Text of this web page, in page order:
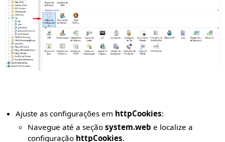
Ajuste as configurações em httpCookies:
Navegue até a seçãosystem.web e localize a
configuração httpCookies.